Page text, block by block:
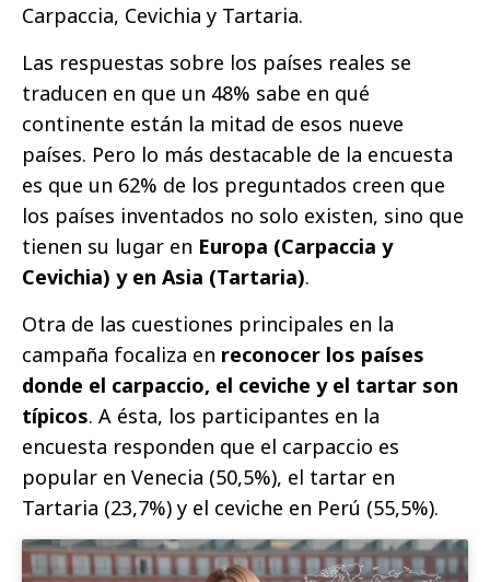
Carpaccia, Cevichia y Tartaria.
Las respuestas sobre los países reales se
traducen en que un 48% sabe en qué
continente están la mitad de esos nueve
países. Pero lo más destacable de la encuesta
es que un 62% de los preguntados creen que
los países inventados no solo existen, sino que
tienen su lugar en Europa (Carpaccia y
Cevichia) y en Asia (Tartaria).
Otra de las cuestiones principales en la
campaña focaliza en reconocer los países
donde el carpaccio, el ceviche y el tartar son
típicos. A ésta, los participantes en la
encuesta responden que el carpaccio es
popular en Venecia (50,5%), el tartar en
Tartaria (23,7%) y el ceviche en Perú (55,5%).